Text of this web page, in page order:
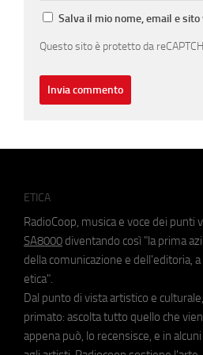
Salva il mio nome, email e
Questo sito è protetto da
ETICA
RadioCoop, musica e voce dei punti
SA8000 diventando così "la prima
della comunicazione e dell'editoria,
etica".
Dal punto di vista artistico e
primato: ascolta tutto quello che
appena può, lo recensisce, e in